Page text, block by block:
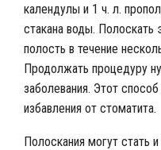
календулы и 1 ч. л.
стакана воды.
полость в течение
Продолжать процедуру
заболевания. Этот
избавления от стоматита.
Полоскания могут стать